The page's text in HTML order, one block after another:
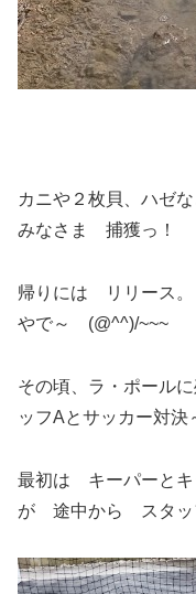
カニや２枚貝、ハ
みなさま 捕獲っ！
帰りには リリース
やで～ (@^^)/~~~
その頃、ラ・ポール
ッフAとサッカー対決
最初は キーパーとキ
が 途中から スタッ